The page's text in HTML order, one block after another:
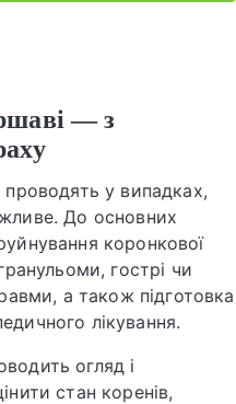
— з
проводять у випадках,
До основних
коронкової
гострі чи
а також підготовка
лікування.
огляд і
стан коренів,